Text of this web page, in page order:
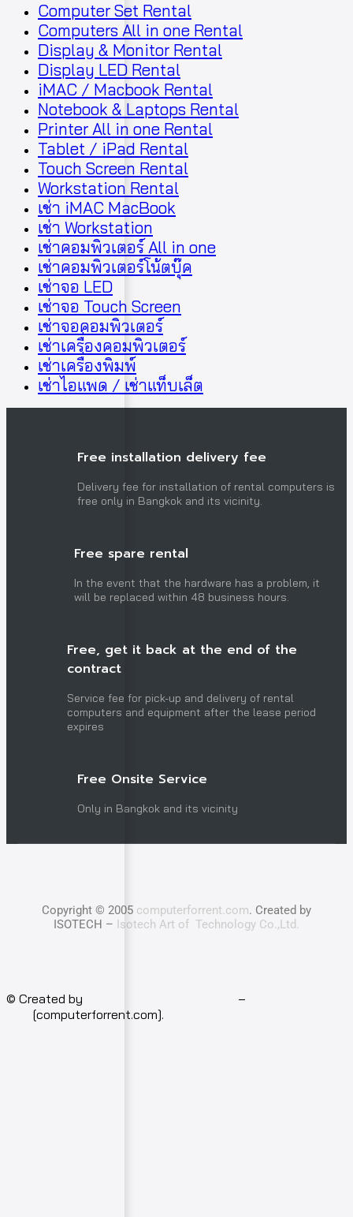
Computer Set Rental
Computers All in one Rental
Display & Monitor Rental
Display LED Rental
iMAC / Macbook Rental
Notebook & Laptops Rental
Printer All in one Rental
Tablet / iPad Rental
Touch Screen Rental
Workstation Rental
เช่า iMAC MacBook
เช่า Workstation
เช่าคอมพิวเตอร์ All in one
เช่าคอมพิวเตอร์โน้ตบุ๊ค
เช่าจอ LED
เช่าจอ Touch Screen
เช่าจอคอมพิวเตอร์
เช่าเครื่องคอมพิวเตอร์
เช่าเครื่องพิมพ์
เช่าไอแพด / เช่าแท็บเล็ต
Free installation delivery fee
Delivery fee for installation of rental computers is
free only in Bangkok and its vicinity.
Free spare rental
In the event that the hardware has a problem, it
will be replaced within 48 business hours.
Free, get it back at the end of the
contract
Service fee for pick-up and delivery of rental
computers and equipment after the lease period
expires
Free Onsite Service
Only in Bangkok and its vicinity
Copyright © 2005 computerforrent.com. Created by
ISOTECH – Isotech Art of Technology Co.,Ltd.
© Created by –
[computerforrent.com].